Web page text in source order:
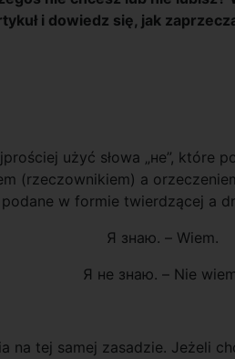
i dowiedz się, jak
użyć słowa „не”, które
(rzeczownikiem) a
w formie twierdzącej a
Я знаю. – Wiem.
Я не знаю. – Nie
na tej samej zasadzie. Jeżeli